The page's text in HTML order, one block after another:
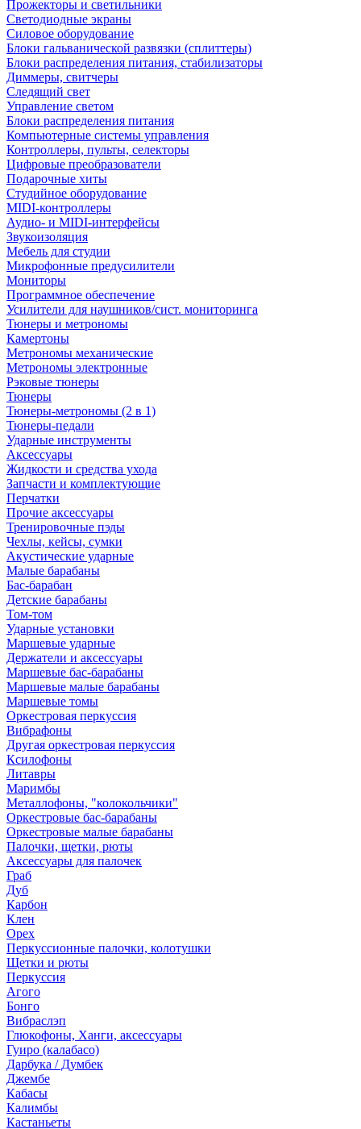
Прожекторы и светильники
Светодиодные экраны
Силовое оборудование
Блоки гальванической развязки (сплиттеры)
Блоки распределения питания, стабилизаторы
Диммеры, свитчеры
Следящий свет
Управление светом
Блоки распределения питания
Компьютерные системы управления
Контроллеры, пульты, селекторы
Цифровые преобразователи
Подарочные хиты
Студийное оборудование
MIDI-контроллеры
Аудио- и MIDI-интерфейсы
Звукоизоляция
Мебель для студии
Микрофонные предусилители
Мониторы
Программное обеспечение
Усилители для наушников/сист. мониторинга
Тюнеры и метрономы
Камертоны
Метрономы механические
Метрономы электронные
Рэковые тюнеры
Тюнеры
Тюнеры-метрономы (2 в 1)
Тюнеры-педали
Ударные инструменты
Аксессуары
Жидкости и средства ухода
Запчасти и комплектующие
Перчатки
Прочие аксессуары
Тренировочные пэды
Чехлы, кейсы, сумки
Акустические ударные
Mалые барабаны
Бас-барабан
Детские барабаны
Том-том
Ударные установки
Маршевые ударные
Держатели и аксессуары
Маршевые бас-барабаны
Маршевые малые барабаны
Маршевые томы
Оркестровая перкуссия
Вибрафоны
Другая оркестровая перкуссия
Ксилофоны
Литавры
Маримбы
Металлофоны, "колокольчики"
Оркестровые бас-барабаны
Оркестровые малые барабаны
Палочки, щетки, рюты
Аксессуары для палочек
Граб
Дуб
Карбон
Клен
Орех
Перкуссионные палочки, колотушки
Щетки и рюты
Перкуссия
Агого
Бонго
Вибраслэп
Глюкофоны, Ханги, аксессуары
Гуиро (калабасо)
Дарбука / Думбек
Джембе
Кабасы
Калимбы
Кастаньеты